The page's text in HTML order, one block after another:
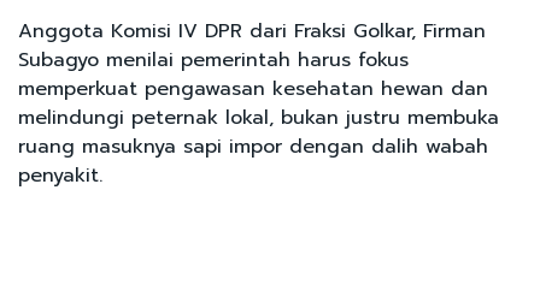
Anggota Komisi IV DPR dari Fraksi Golkar, Firman
Subagyo menilai pemerintah harus fokus
memperkuat pengawasan kesehatan hewan dan
melindungi peternak lokal, bukan justru membuka
ruang masuknya sapi impor dengan dalih wabah
penyakit.